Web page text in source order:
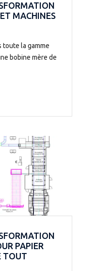
MACHINES
toute la gamme
bobine mère de
PAPIER
TOUT